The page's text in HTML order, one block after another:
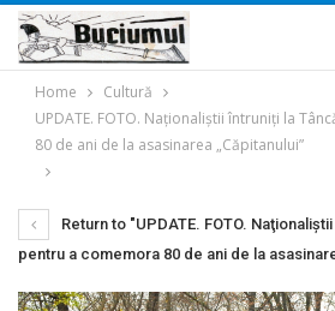
Home
Cultură
UPDATE. FOTO. Naţionaliştii întruniţi la
80 de ani de la asasinarea „Căpitanului”
Return to "UPDATE. FOTO.
pentru a comemora 80 de ani de la